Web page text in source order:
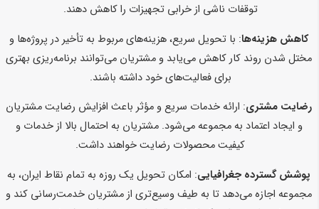
توقفات ناشی از خرابی تجهیزات را کاهش دهند.
کاهش هزینه‌ها: با تحویل سریع، هزینه‌های مربوط به تأخیر در پروژه‌ها و
مختل شدن روند کار کاهش می‌یابد و مشتریان می‌توانند برنامه‌ریزی بهتری
برای فعالیت‌های خود داشته باشند.
رضایت مشتری: ارائه خدمات سریع و مؤثر باعث افزایش رضایت مشتریان
و ایجاد اعتماد به مجموعه می‌شود. مشتریان به احتمال بالا از خدمات و
کیفیت محصولات رضایت خواهند داشت.
پوشش گسترده جغرافیایی: امکان تحویل یک روزه به تمام نقاط ایران، به
مجموعه اجازه می‌دهد تا به طیف وسیع‌تری از مشتریان خدمت‌رسانی کند و